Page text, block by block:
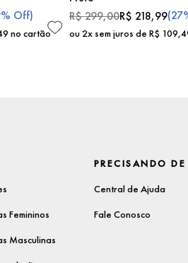
Off)
no cartão
R$299,00R$ 218,99(
ou2x sem juros de R$ 109,
Femininos
Masculinas
PRECISANDO
Central de Ajuda
Fale Conosco